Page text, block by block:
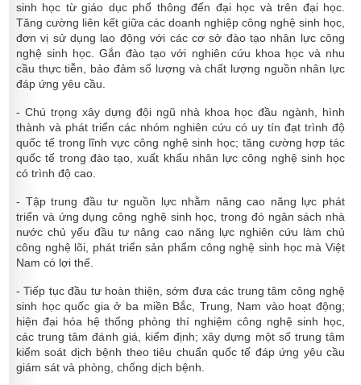
sinh học từ giáo dục phổ thông đến đại học và trên đại học.
Tăng cường liên kết giữa các doanh nghiệp công nghệ sinh học,
đơn vị sử dụng lao động với các cơ sở đào tạo nhân lực công
nghệ sinh học. Gắn đào tạo với nghiên cứu khoa học và nhu
cầu thực tiễn, bảo đảm số lượng và chất lượng nguồn nhân lực
đáp ứng yêu cầu.
- Chú trọng xây dựng đội ngũ nhà khoa học đầu ngành, hình
thành và phát triển các nhóm nghiên cứu có uy tín đạt trình độ
quốc tế trong lĩnh vực công nghệ sinh học; tăng cường hợp tác
quốc tế trong đào tạo, xuất khẩu nhân lực công nghệ sinh học
có trình độ cao.
- Tập trung đầu tư nguồn lực nhằm nâng cao năng lực phát
triển và ứng dụng công nghệ sinh học, trong đó ngân sách nhà
nước chủ yếu đầu tư nâng cao năng lực nghiên cứu làm chủ
công nghệ lõi, phát triển sản phẩm công nghệ sinh học mà Việt
Nam có lợi thế.
- Tiếp tục đầu tư hoàn thiện, sớm đưa các trung tâm công nghệ
sinh học quốc gia ở ba miền Bắc, Trung, Nam vào hoạt động;
hiện đại hóa hệ thống phòng thí nghiệm công nghệ sinh học,
các trung tâm đánh giá, kiểm định; xây dựng một số trung tâm
kiểm soát dịch bệnh theo tiêu chuẩn quốc tế đáp ứng yêu cầu
giám sát và phòng, chống dịch bệnh.